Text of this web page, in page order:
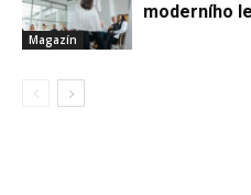
Magazín
moderního